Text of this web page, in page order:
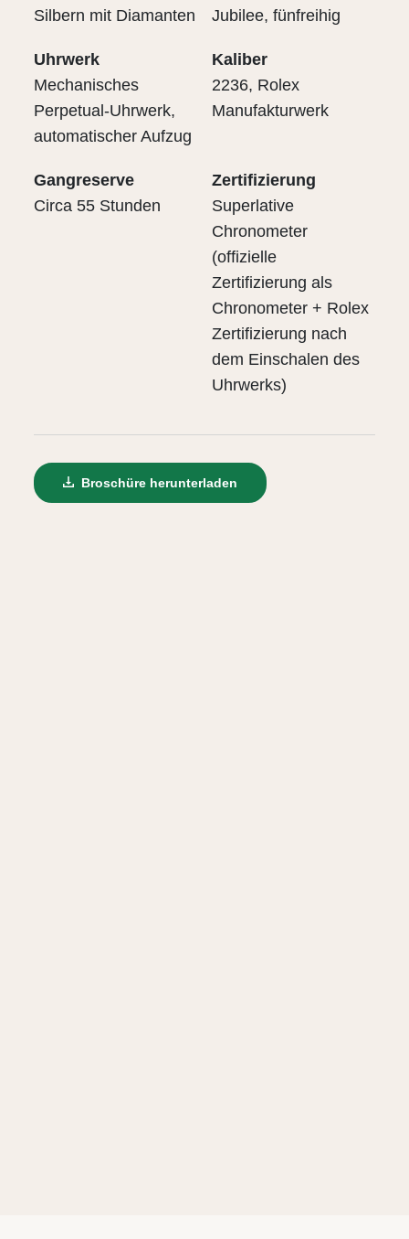
Silbern mit Diamanten Jubilee, fünfreihig
Uhrwerk
Mechanisches
Perpetual-Uhrwerk,
automatischer Aufzug
Kaliber
2236, Rolex
Manufakturwerk
Gangreserve
Circa 55 Stunden
Zertifizierung
Superlative
Chronometer
(offizielle
Zertifizierung als
Chronometer + Rolex
Zertifizierung nach
dem Einschalen des
Uhrwerks)
Broschüre herunterladen